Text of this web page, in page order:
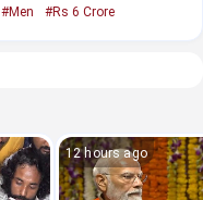
#Men #Rs 6 Crore
12 hours ago